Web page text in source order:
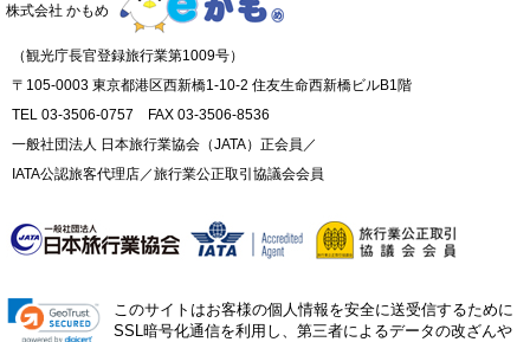
株式会社 かもめ
（観光庁長官登録旅行業第1009号）
〒105-0003 東京都港区西新橋1-10-2 住友生命西新橋ビルB1階
TEL 03-3506-0757 FAX 03-3506-8536
一般社団法人 日本旅行業協会（JATA）正会員／
IATA公認旅客代理店／旅行業公正取引協議会会員
このサイトはお客様の個人情報を安全に送受信するために
SSL暗号化通信を利用し、第三者によるデータの改ざんや